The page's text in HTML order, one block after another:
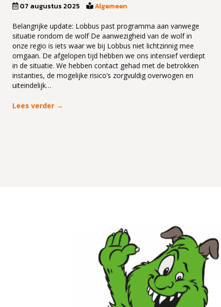
07 augustus 2025 Algemeen
Belangrijke update: Lobbus past programma aan vanwege
situatie rondom de wolf De aanwezigheid van de wolf in
onze regio is iets waar we bij Lobbus niet lichtzinnig mee
omgaan. De afgelopen tijd hebben we ons intensief verdiept
in de situatie. We hebben contact gehad met de betrokken
instanties, de mogelijke risico’s zorgvuldig overwogen en
uiteindelijk…
Lees verder →